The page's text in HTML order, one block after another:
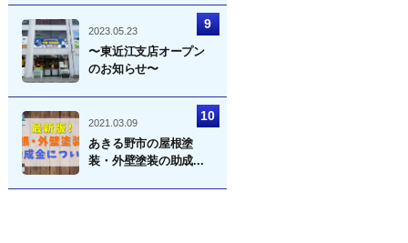
2023.05.23
〜東近江支店オープン
のお知らせ〜
2021.03.09
あきる野市の屋根塗
装・外壁塗装の助成...